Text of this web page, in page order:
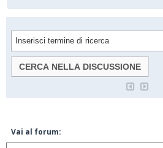
Vai al forum: